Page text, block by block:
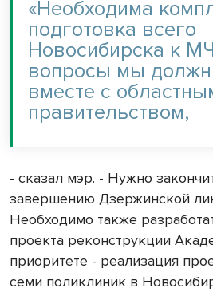
«Необходима
подготовка всего
Новосибирска к
вопросы мы
вместе с
правительством,
- сказал мэр. - Нужно
завершению Дзержинской
Необходимо также
проекта реконструкции
приоритете - реализация
семи поликлиник в